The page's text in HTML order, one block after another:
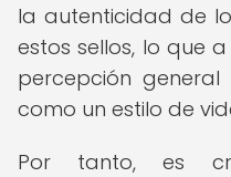
la autenticidad de
estos sellos, lo que
percepción
como un estilo de
Por tanto, es